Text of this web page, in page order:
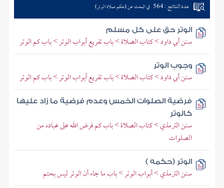
عدد النتائج : 564 في البحث عن (حكم صلاة الوتر)
الوتر حق على كل مسلم
سنن أبي داود > كتاب الصلاة > باب تفريع أبواب الوتر > باب كم الوتر
وجوب الوتر
سنن أبي داود > كتاب الصلاة > باب تفريع أبواب الوتر > باب كم الوتر
فرضية الصلوات الخمس وعدم فرضية ما زاد عليها
كالوتر
سنن الترمذي > كتاب الصلاة > باب كم فرض الله على عباده من
الصلوات
الوتر (حكمه )
سنن الترمذي > أبواب الوتر > باب ما جاء أن الوتر ليس بحتم